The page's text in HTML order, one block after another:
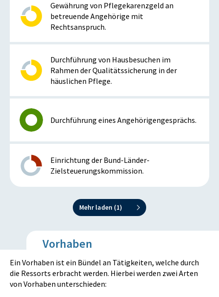
Gewährung von Pflegekarenzgeld an
betreuende Angehörige mit
Rechtsanspruch.
Durchführung von Hausbesuchen im
Rahmen der Qualitätssicherung in der
häuslichen Pflege.
Durchführung eines Angehörigengesprächs.
Einrichtung der Bund-Länder-
Zielsteuerungskommission.
Mehr laden (1)
Vorhaben
Ein Vorhaben ist ein Bündel an Tätigkeiten, welche durch
die Ressorts erbracht werden. Hierbei werden zwei Arten
von Vorhaben unterschieden: